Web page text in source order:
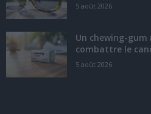
5 août 2026
Un chewing-
combattre le
5 août 2026